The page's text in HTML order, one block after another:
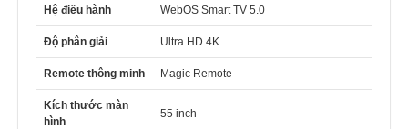
Hệ điều hành WebOS Smart TV 5.0
Độ phân giải Ultra HD 4K
Remote thông minh Magic Remote
Kích thước màn
hình
55 inch